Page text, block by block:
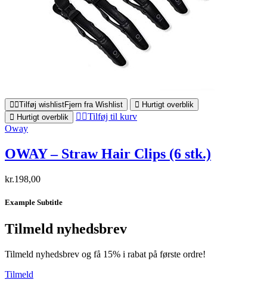
Tilføj wishlistFjern fra Wishlist
Hurtigt overblik
Hurtigt overblik
Tilføj til kurv
Oway
OWAY – Straw Hair Clips (6 stk.)
kr.198,00
Example Subtitle
Tilmeld nyhedsbrev
Tilmeld nyhedsbrev og få 15% i rabat på første ordre!
Tilmeld